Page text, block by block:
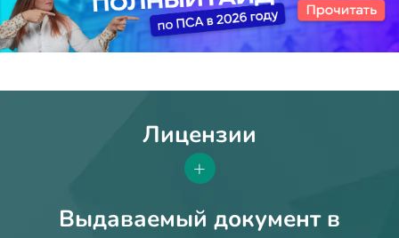
Лицензии
+
Выдаваемый документ в